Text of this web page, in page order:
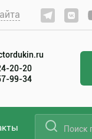
20-20
99-34